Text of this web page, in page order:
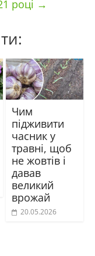
році →
Чим
підживити
часник у
травні, щоб
не жовтів і
давав
великий
врожай
20.05.2026